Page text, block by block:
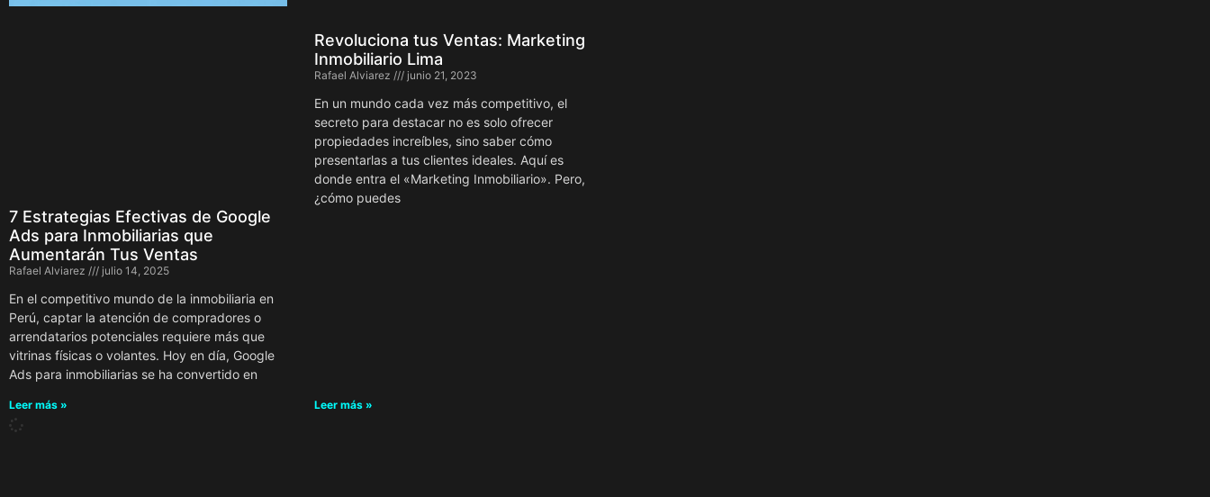
7 Estrategias Efectivas de Google
Ads para Inmobiliarias que
Aumentarán Tus Ventas
Rafael Alviarez julio 14, 2025
En el competitivo mundo de la inmobiliaria en
Perú, captar la atención de compradores o
arrendatarios potenciales requiere más que
vitrinas físicas o volantes. Hoy en día, Google
Ads para inmobiliarias se ha convertido en
Leer más »
Revoluciona tus Ventas: Marketing
Inmobiliario Lima
Rafael Alviarez junio 21, 2023
En un mundo cada vez más competitivo, el
secreto para destacar no es solo ofrecer
propiedades increíbles, sino saber cómo
presentarlas a tus clientes ideales. Aquí es
donde entra el «Marketing Inmobiliario». Pero,
¿cómo puedes
Leer más »